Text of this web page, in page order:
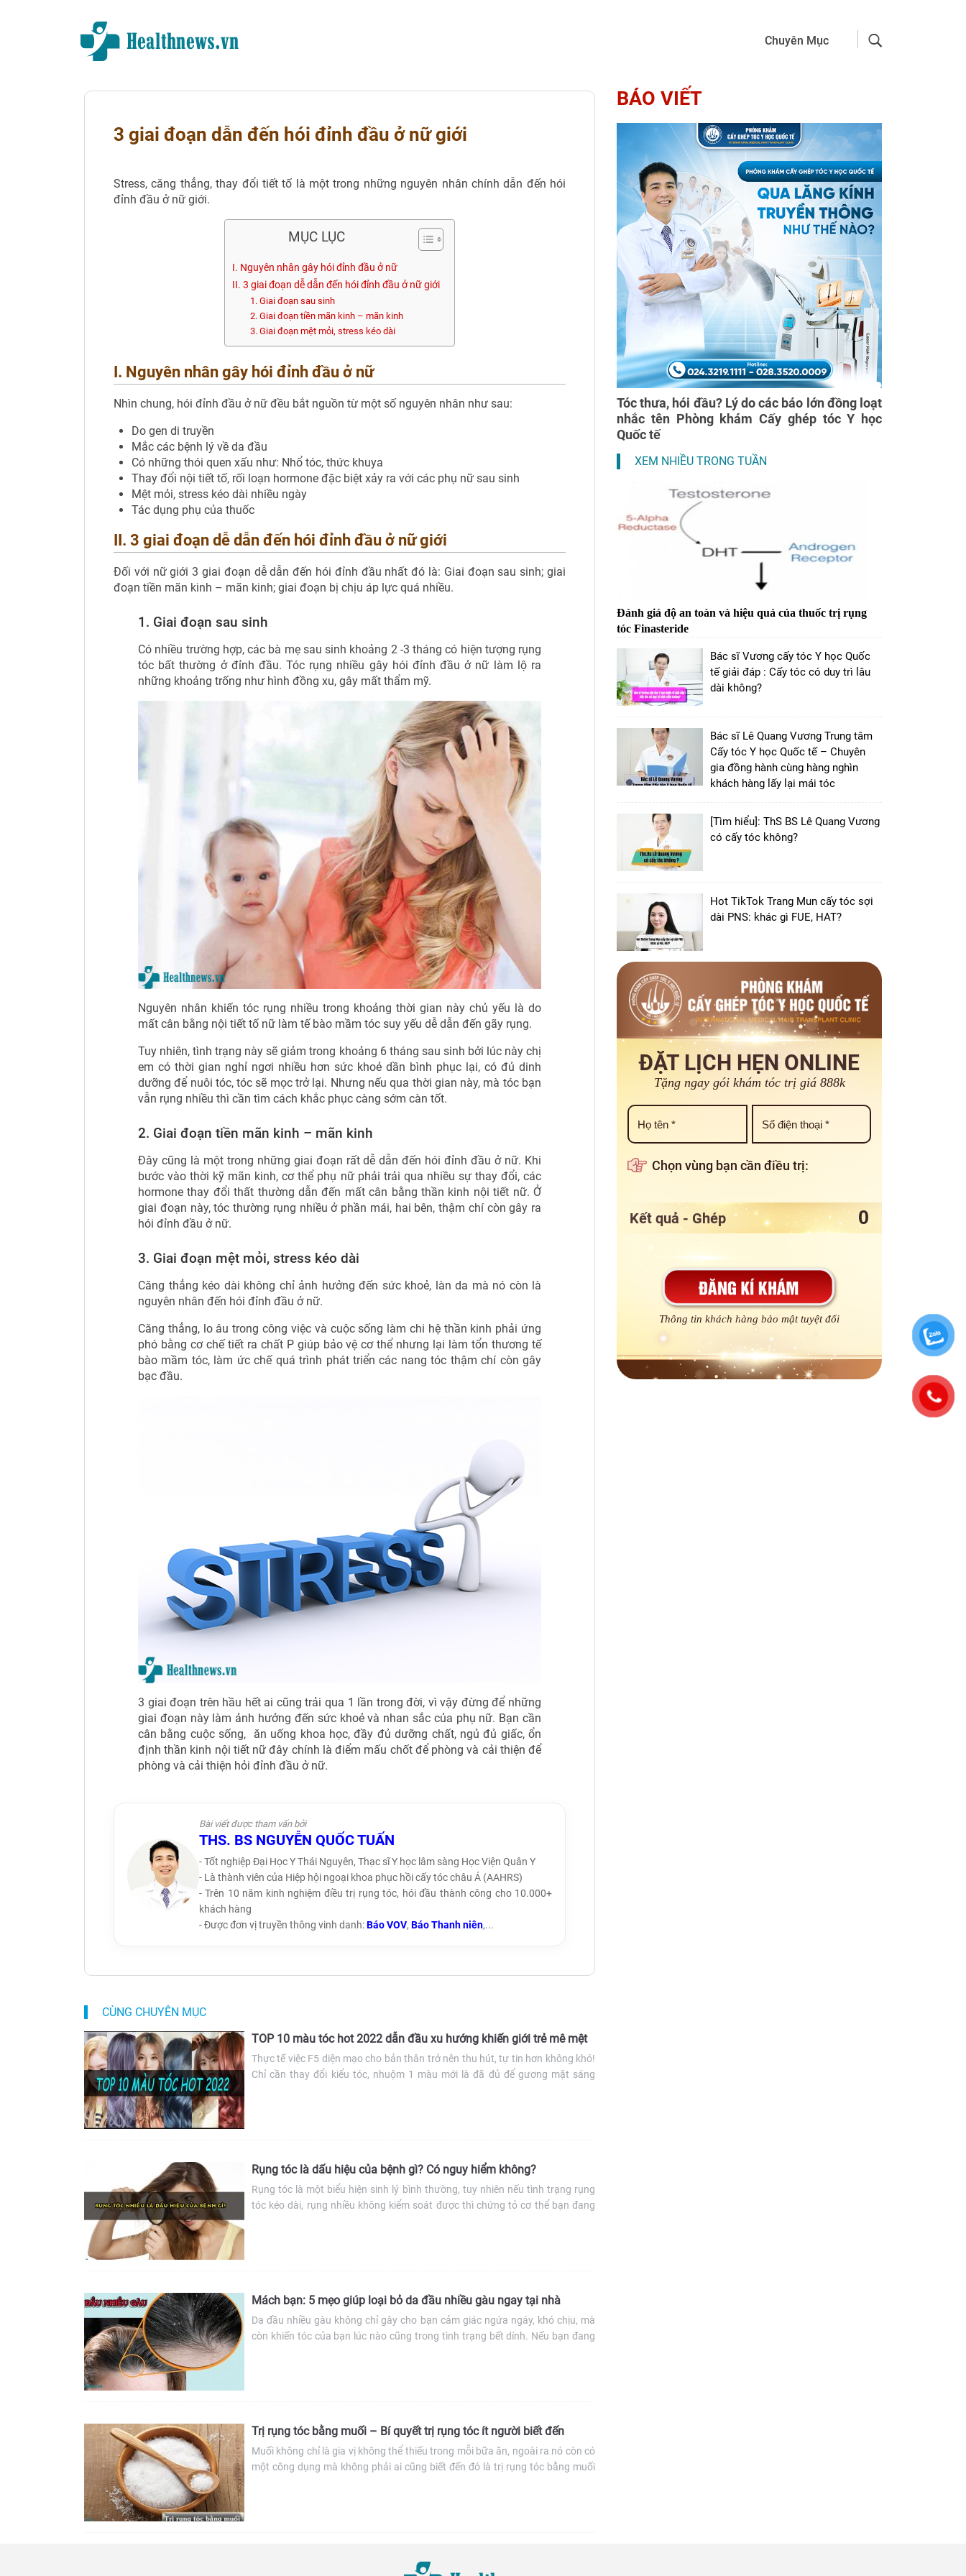
Chuyên Mục
3 giai đoạn dẫn đến hói đỉnh đầu ở nữ giới
Stress, căng thẳng, thay đổi tiết tố là một trong những nguyên nhân chính dẫn đến hói
đỉnh đầu ở nữ giới.
MỤC LỤC
I. Nguyên nhân gây hói đỉnh đầu ở nữ
II. 3 giai đoạn dễ dẫn đến hói đỉnh đầu ở nữ giới
1. Giai đoạn sau sinh
2. Giai đoạn tiền mãn kinh – mãn kinh
3. Giai đoạn mệt mỏi, stress kéo dài
I. Nguyên nhân gây hói đỉnh đầu ở nữ
Nhìn chung, hói đỉnh đầu ở nữ đều bắt nguồn từ một số nguyên nhân như sau:
Do gen di truyền
Mắc các bệnh lý về da đầu
Có những thói quen xấu như: Nhổ tóc, thức khuya
Thay đổi nội tiết tố, rối loạn hormone đặc biệt xảy ra với các phụ nữ sau sinh
Mệt mỏi, stress kéo dài nhiều ngày
Tác dụng phụ của thuốc
II. 3 giai đoạn dễ dẫn đến hói đỉnh đầu ở nữ giới
Đối với nữ giới 3 giai đoạn dễ dẫn đến hói đỉnh đầu nhất đó là: Giai đoạn sau sinh; giai
đoạn tiền mãn kinh – mãn kinh; giai đoạn bị chịu áp lực quá nhiều.
1. Giai đoạn sau sinh
Có nhiều trường hợp, các bà mẹ sau sinh khoảng 2 -3 tháng có hiện tượng rụng
tóc bất thường ở đỉnh đầu. Tóc rụng nhiều gây hói đỉnh đầu ở nữ làm lộ ra
những khoảng trống như hình đồng xu, gây mất thẩm mỹ.
Nguyên nhân khiến tóc rụng nhiều trong khoảng thời gian này chủ yếu là do
mất cân bằng nội tiết tố nữ làm tế bào mầm tóc suy yếu dễ dẫn đến gãy rụng.
Tuy nhiên, tình trạng này sẽ giảm trong khoảng 6 tháng sau sinh bởi lúc này chị
em có thời gian nghỉ ngơi nhiều hơn sức khoẻ dần bình phục lại, có đủ dinh
dưỡng để nuôi tóc, tóc sẽ mọc trở lại. Nhưng nếu qua thời gian này, mà tóc bạn
vẫn rụng nhiều thì cần tìm cách khắc phục càng sớm càn tốt.
2. Giai đoạn tiền mãn kinh – mãn kinh
Đây cũng là một trong những giai đoạn rất dễ dẫn đến hói đỉnh đầu ở nữ. Khi
bước vào thời kỹ mãn kinh, cơ thể phụ nữ phải trải qua nhiều sự thay đổi, các
hormone thay đổi thất thường dẫn đến mất cân bằng thần kinh nội tiết nữ. Ở
giai đoạn này, tóc thường rụng nhiều ở phần mái, hai bên, thậm chí còn gây ra
hói đỉnh đầu ở nữ.
3. Giai đoạn mệt mỏi, stress kéo dài
Căng thẳng kéo dài không chỉ ảnh hưởng đến sức khoẻ, làn da mà nó còn là
nguyên nhân đến hói đỉnh đầu ở nữ.
Căng thẳng, lo âu trong công việc và cuộc sống làm chi hệ thần kinh phải ứng
phó bằng cơ chế tiết ra chất P giúp bảo vệ cơ thể nhưng lại làm tổn thương tế
bào mầm tóc, làm ức chế quá trình phát triển các nang tóc thậm chí còn gây
bạc đầu.
3 giai đoạn trên hầu hết ai cũng trải qua 1 lần trong đời, vì vậy đừng để những
giai đoạn này làm ảnh hưởng đến sức khoẻ và nhan sắc của phụ nữ. Bạn cần
cân bằng cuộc sống, ăn uống khoa học, đầy đủ dưỡng chất, ngủ đủ giấc, ổn
định thần kinh nội tiết nữ đây chính là điểm mấu chốt để phòng và cải thiện để
phòng và cải thiện hỏi đỉnh đầu ở nữ.
Bài viết được tham vấn bởi
THS. BS NGUYỄN QUỐC TUẤN
- Tốt nghiệp Đại Học Y Thái Nguyên, Thạc sĩ Y học lâm sàng Học Viện Quân Y
- Là thành viên của Hiệp hội ngoại khoa phục hồi cấy tóc châu Á (AAHRS)
- Trên 10 năm kinh nghiệm điều trị rụng tóc, hói đầu thành công cho 10.000+
khách hàng
- Được đơn vị truyền thông vinh danh:Báo VOV, Báo Thanh niên,...
CÙNG CHUYÊN MỤC
TOP 10 màu tóc hot 2022 dẫn đầu xu hướng khiến giới trẻ mê mệt
Thực tế việc F5 diện mạo cho bản thân trở nên thu hút, tự tin hơn không khó!
Chỉ cần thay đổi kiểu tóc, nhuộm 1 màu mới là đã đủ để gương mặt sáng
Rụng tóc là dấu hiệu của bệnh gì? Có nguy hiểm không?
Rụng tóc là một biểu hiện sinh lý bình thường, tuy nhiên nếu tình trạng rụng
tóc kéo dài, rụng nhiều không kiểm soát được thì chứng tỏ cơ thể bạn đang
Mách bạn: 5 mẹo giúp loại bỏ da đầu nhiều gàu ngay tại nhà
Da đầu nhiều gàu không chỉ gây cho bạn cảm giác ngứa ngáy, khó chịu, mà
còn khiến tóc của bạn lúc nào cũng trong tình trạng bết dính. Nếu bạn đang
Trị rụng tóc bằng muối – Bí quyết trị rụng tóc ít người biết đến
Muối không chỉ là gia vị không thể thiếu trong mỗi bữa ăn, ngoài ra nó còn có
một công dụng mà không phải ai cũng biết đến đó là trị rụng tóc bằng muối
BÁO VIẾT
Tóc thưa, hói đầu? Lý do các báo lớn đồng loạt
nhắc tên Phòng khám Cấy ghép tóc Y học
Quốc tế
XEM NHIỀU TRONG TUẦN
Đánh giá độ an toàn và hiệu quả của thuốc trị rụng
tóc Finasteride
Bác sĩ Vương cấy tóc Y học Quốc
tế giải đáp : Cấy tóc có duy trì lâu
dài không?
Bác sĩ Lê Quang Vương Trung tâm
Cấy tóc Y học Quốc tế – Chuyên
gia đồng hành cùng hàng nghìn
khách hàng lấy lại mái tóc
[Tìm hiểu]: ThS BS Lê Quang Vương
có cấy tóc không?
Hot TikTok Trang Mun cấy tóc sợi
dài PNS: khác gì FUE, HAT?
ĐẶT LỊCH HẸN ONLINE
Tặng ngay gói khám tóc trị giá 888k
Chọn vùng bạn cần điều trị:
Kết quả - Ghép
Thông tin khách hàng bảo mật tuyệt đối